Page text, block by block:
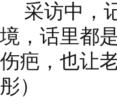
采访中，
境，话里都
伤疤，也让
彤）